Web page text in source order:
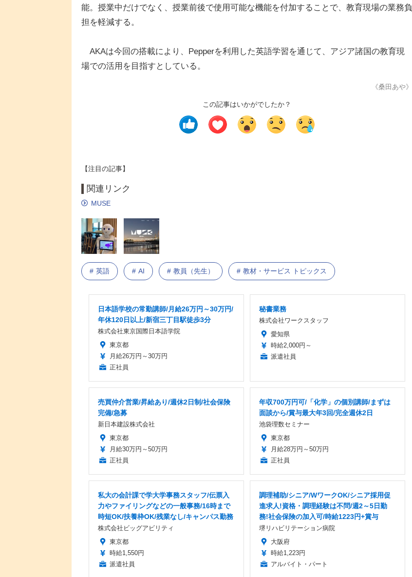
能。授業中だけでなく、授業前後で使用可能な機能を付加することで、教育現場の業務負
担を軽減する。
AKAは今回の搭載により、Pepperを利用した英語学習を通じて、アジア諸国の教育現
場での活用を目指すとしている。
《桑田あや》
この記事はいかがでしたか？
【注目の記事】
関連リンク
MUSE
英語 AI 教員（先生） 教材・サービス トピックス
日本語学校の常勤講師/月給26万円～30万円/
年休120日以上/新宿三丁目駅徒歩3分
株式会社東京国際日本語学院
東京都
月給26万円～30万円
正社員
秘書業務
株式会社ワークスタッフ
愛知県
時給2,000円～
派遣社員
売買仲介営業/昇給あり/週休2日制/社会保険
完備/急募
新日本建設株式会社
東京都
月給30万円～50万円
正社員
年収700万円可/「化学」の個別講師/まずは
面談から/賞与最大年3回/完全週休2日
池袋理数セミナー
東京都
月給28万円～50万円
正社員
私大の会計課で学大学事務スタッフ/伝票入
力やファイリングなどの一般事務/16時まで
時短OK/扶養枠OK/残業なし/キャンパス勤務
株式会社ビッグアビリティ
東京都
時給1,550円
派遣社員
調理補助/シニア/WワークOK/シニア採用促
進求人!資格・調理経験は不問/週2～5日勤
務!社会保険の加入可/時給1223円+賞与
堺リハビリテーション病院
大阪府
時給1,223円
アルバイト・パート